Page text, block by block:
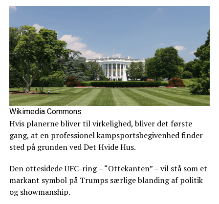
Wikimedia Commons
Hvis planerne bliver til virkelighed, bliver det første
gang, at en professionel kampsportsbegivenhed finder
sted på grunden ved Det Hvide Hus.
Den ottesidede UFC-ring – “Ottekanten” – vil stå som et
markant symbol på Trumps særlige blanding af politik
og showmanship.